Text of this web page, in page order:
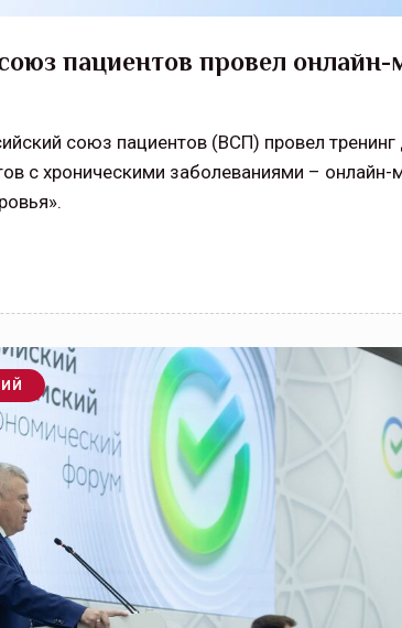
пациентов провел
союз пациентов (ВСП) провел
с хроническими заболеваниями – онлайн-